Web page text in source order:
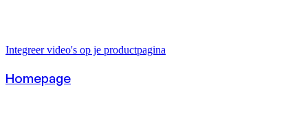
Integreer video's op je productpagina
Homepage